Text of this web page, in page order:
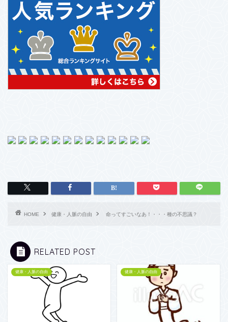
HOME 健康・人脈の自由 命ってすごいなあ！・・・種の不思議？
RELATED POST
健康・人脈の自由 健康・人脈の自由